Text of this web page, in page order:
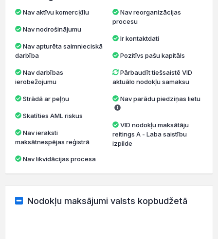
Nav aktīvu komercķīlu
Nav nodrošinājumu
darbība
ierobežojumu
Strādā ar peļņu
Skatīties AML riskus
maksātnespējas reģistrā
Nav likvidācijas procesa
Nav reorganizācijas
procesu
Ir kontaktdati
Pozitīvs pašu kapitāls
Pārbaudīt tiešsaistē VID
aktuālo nodokļu samaksu
Nav parādu piedziņas lietu
VID nodokļu maksātāju
reitings A - Laba saistību
izpilde
Nodokļu maksājumi valsts kopbudžetā